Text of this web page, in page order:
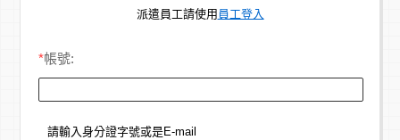
派遣員工請使用 員工登入
*帳號:
請輸入身分證字號或是E-mail